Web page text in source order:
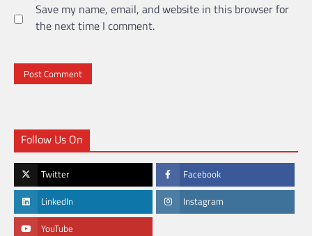
Save my name, email, and website in this browser for
the next time I comment.
Follow Us On
Twitter Facebook
LinkedIn Instagram
YouTube